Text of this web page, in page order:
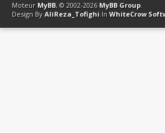
Moteur MyBB, © 2002-2026 MyBB Group.
Design By AliReza_Tofighi In WhiteCrow